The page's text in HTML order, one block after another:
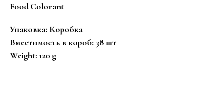
Food Colorant
Упаковка: Коробка
Вместимость в короб: 38 шт
Weight: 120 g